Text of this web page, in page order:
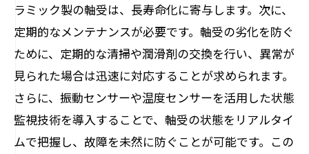
ラミック製の軸受は、長寿命化に寄与します。次に、
定期的なメンテナンスが必要です。軸受の劣化を防ぐ
ために、定期的な清掃や潤滑剤の交換を行い、異常が
見られた場合は迅速に対応することが求められます。
さらに、振動センサーや温度センサーを活用した状態
監視技術を導入することで、軸受の状態をリアルタイ
ムで把握し、故障を未然に防ぐことが可能です。この